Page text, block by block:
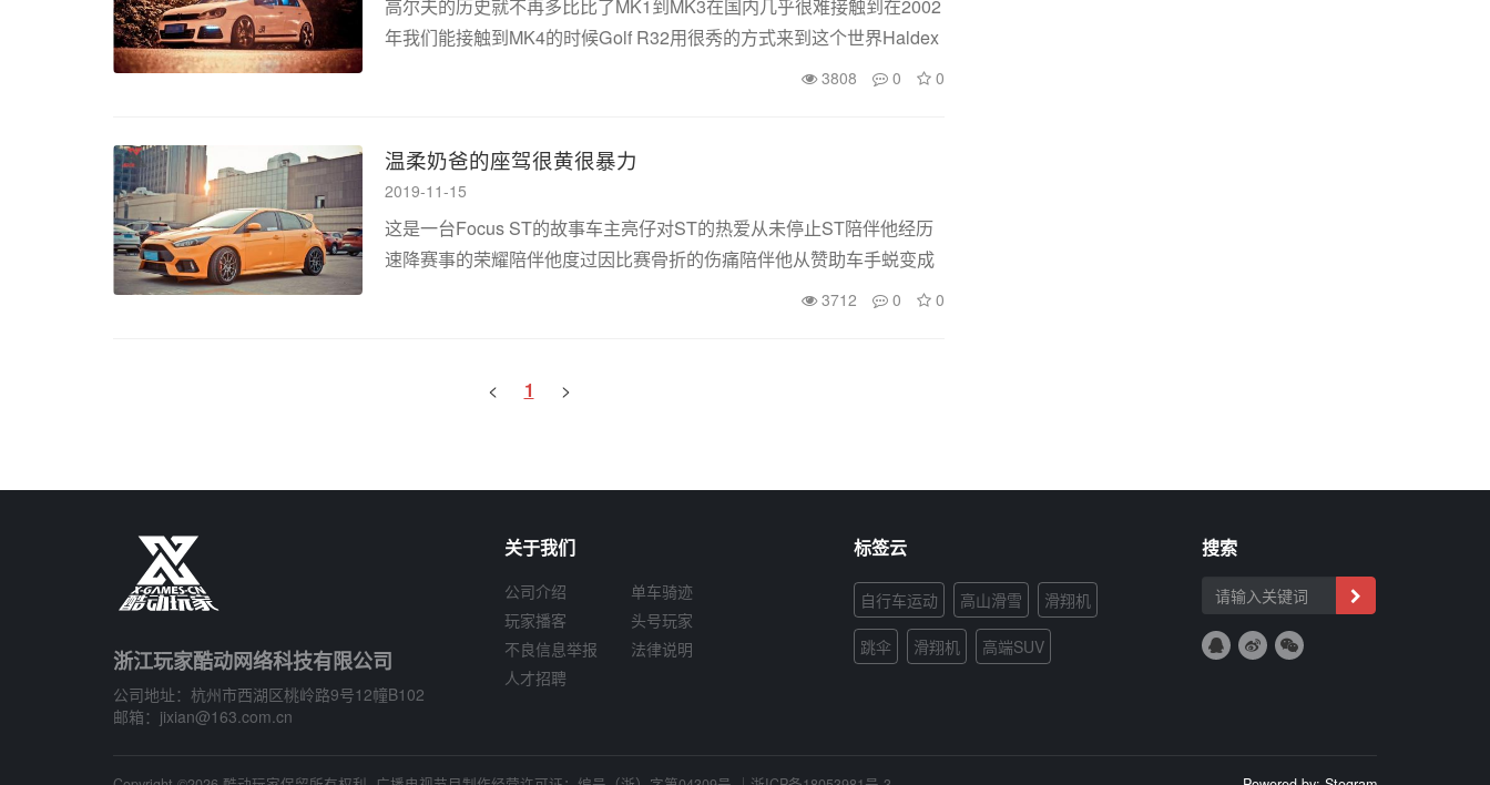
高尔夫的历史就不再多比比了MK1到MK3在国内几乎很难接触到在2002
年我们能接触到MK4的时候Golf R32用很秀的方式来到这个世界Haldex
四驱系统传奇的3.2升VR6发动机一台真正意义上性能大众从那时起大众
3808 0 0
温柔奶爸的座驾很黄很暴力
2019-11-15
这是一台Focus ST的故事车主亮仔对ST的热爱从未停止ST陪伴他经历
速降赛事的荣耀陪伴他度过因比赛骨折的伤痛陪伴他从赞助车手蜕变成
一名奶爸陪伴他的孩子第一次跨上滑步车目前亮仔已是两个孩子的父亲
3712 0 0
< 1 >
浙江玩家酷动网络科技有限公司
公司地址：杭州市西湖区桃岭路9号12幢B102
邮箱：jixian@163.com.cn
关于我们
公司介绍
单车骑迹
玩家播客
头号玩家
不良信息举报
法律说明
人才招聘
标签云
自行车运动 高山滑雪 滑翔机
跳伞 滑翔机 高端SUV
搜索